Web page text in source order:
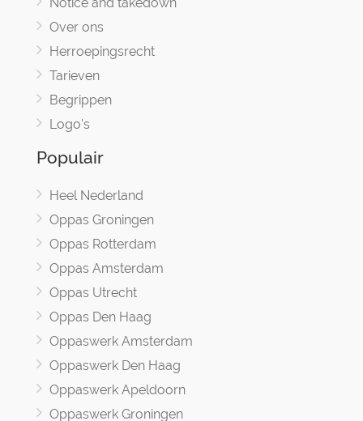
Over ons
Herroepingsrecht
Tarieven
Begrippen
Logo's
Populair
Heel Nederland
Oppas Groningen
Oppas Rotterdam
Oppas Amsterdam
Oppas Utrecht
Oppas Den Haag
Oppaswerk Amsterdam
Oppaswerk Den Haag
Oppaswerk Apeldoorn
Oppaswerk Groningen